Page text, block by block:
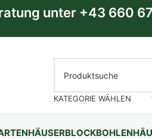
unter +43 660
KATEGORIE WÄHLEN